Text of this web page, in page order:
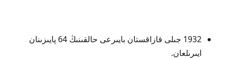
1932 جىلى قازاقستان بايىرعى حالقىنىڭ 64 پايىزىنان
ايىرىلعان.